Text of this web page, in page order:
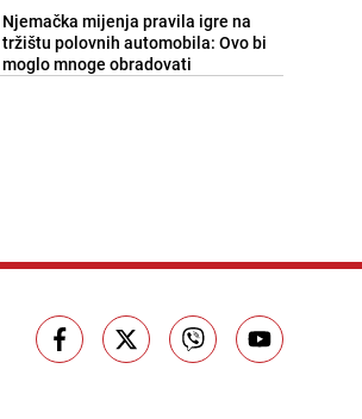
Njemačka mijenja pravila igre na
tržištu polovnih automobila: Ovo bi
moglo mnoge obradovati
26.07.26. 17:20 | RECEPTI
stiže u dijelove BiH, na udaru
nekoliko regija
26.07.26. 17:30 BOSNA I HERCEGOVINA